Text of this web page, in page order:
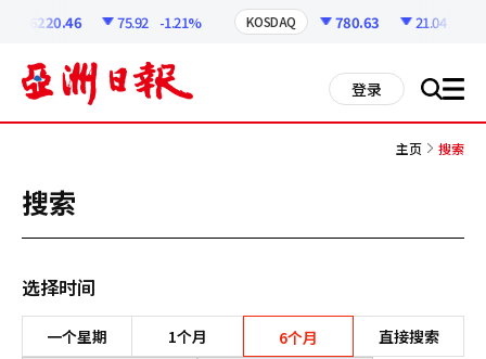
6220.46 75.92 -1.21% KOSDAQ 780.63 21.04
登录 搜 all
主页 搜索
搜索
选择时间
一个星期 1个月 6个月 直接搜索